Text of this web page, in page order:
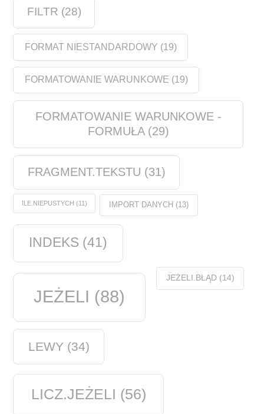
FILTR (28)
FORMAT NIESTANDARDOWY (19)
FORMATOWANIE WARUNKOWE (19)
FORMATOWANIE WARUNKOWE -
FORMUŁA(29)
FRAGMENT.TEKSTU (31)
ILE.NIEPUSTYCH (11) IMPORT DANYCH (13)
INDEKS (41)
JEŻELI (88)
JEŻELI.BŁĄD(14)
LEWY (34)
LICZ.JEŻELI (56)